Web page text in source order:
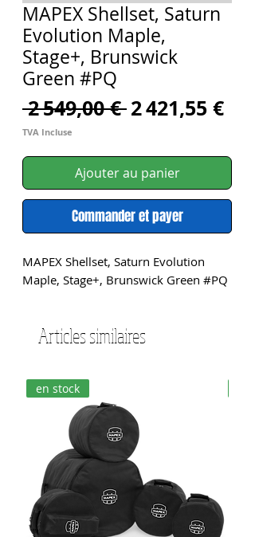
MAPEX Shellset, Saturn
Evolution Maple,
Stage+, Brunswick
Green #PQ
2 549,00 € Prix
2 421,55 €Prix
TVA Incluse
Ajouter au panier
Commander et payer
MAPEX Shellset, Saturn Evolution
Maple, Stage+, Brunswick Green #PQ
Articles similaires
en stock